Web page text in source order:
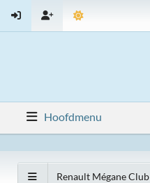
Hoofdmenu
Renault Mégane Club